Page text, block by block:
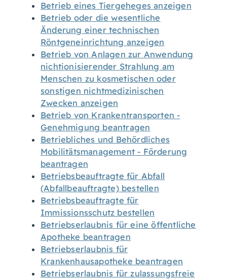
Betrieb eines Tiergeheges anzeigen
Betrieb oder die wesentliche
Änderung einer technischen
Röntgeneinrichtung anzeigen
Betrieb von Anlagen zur Anwendung
nichtionisierender Strahlung am
Menschen zu kosmetischen oder
sonstigen nichtmedizinischen
Zwecken anzeigen
Betrieb von Krankentransporten -
Genehmigung beantragen
Betriebliches und Behördliches
Mobilitätsmanagement - Förderung
beantragen
Betriebsbeauftragte für Abfall
(Abfallbeauftragte) bestellen
Betriebsbeauftragte für
Immissionsschutz bestellen
Betriebserlaubnis für eine öffentliche
Apotheke beantragen
Betriebserlaubnis für
Krankenhausapotheke beantragen
Betriebserlaubnis für zulassungsfreie